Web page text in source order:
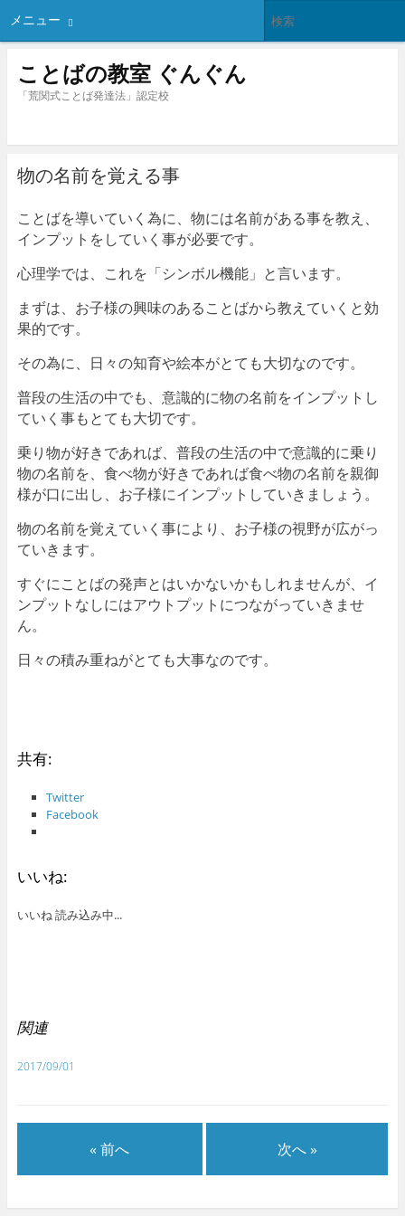
メニュー
ことばの教室 ぐんぐん
「荒関式ことば発達法」認定校
物の名前を覚える事
ことばを導いていく為に、物には名前がある事を教え、
インプットをしていく事が必要です。
心理学では、これを「シンボル機能」と言います。
まずは、お子様の興味のあることばから教えていくと効
果的です。
その為に、日々の知育や絵本がとても大切なのです。
普段の生活の中でも、意識的に物の名前をインプットし
ていく事もとても大切です。
乗り物が好きであれば、普段の生活の中で意識的に乗り
物の名前を、食べ物が好きであれば食べ物の名前を親御
様が口に出し、お子様にインプットしていきましょう。
物の名前を覚えていく事により、お子様の視野が広がっ
ていきます。
すぐにことばの発声とはいかないかもしれませんが、イ
ンプットなしにはアウトプットにつながっていきませ
ん。
日々の積み重ねがとても大事なのです。
共有:
Twitter
Facebook
いいね:
いいね読み込み中...
関連
2017/09/01
« 前へ 次へ »